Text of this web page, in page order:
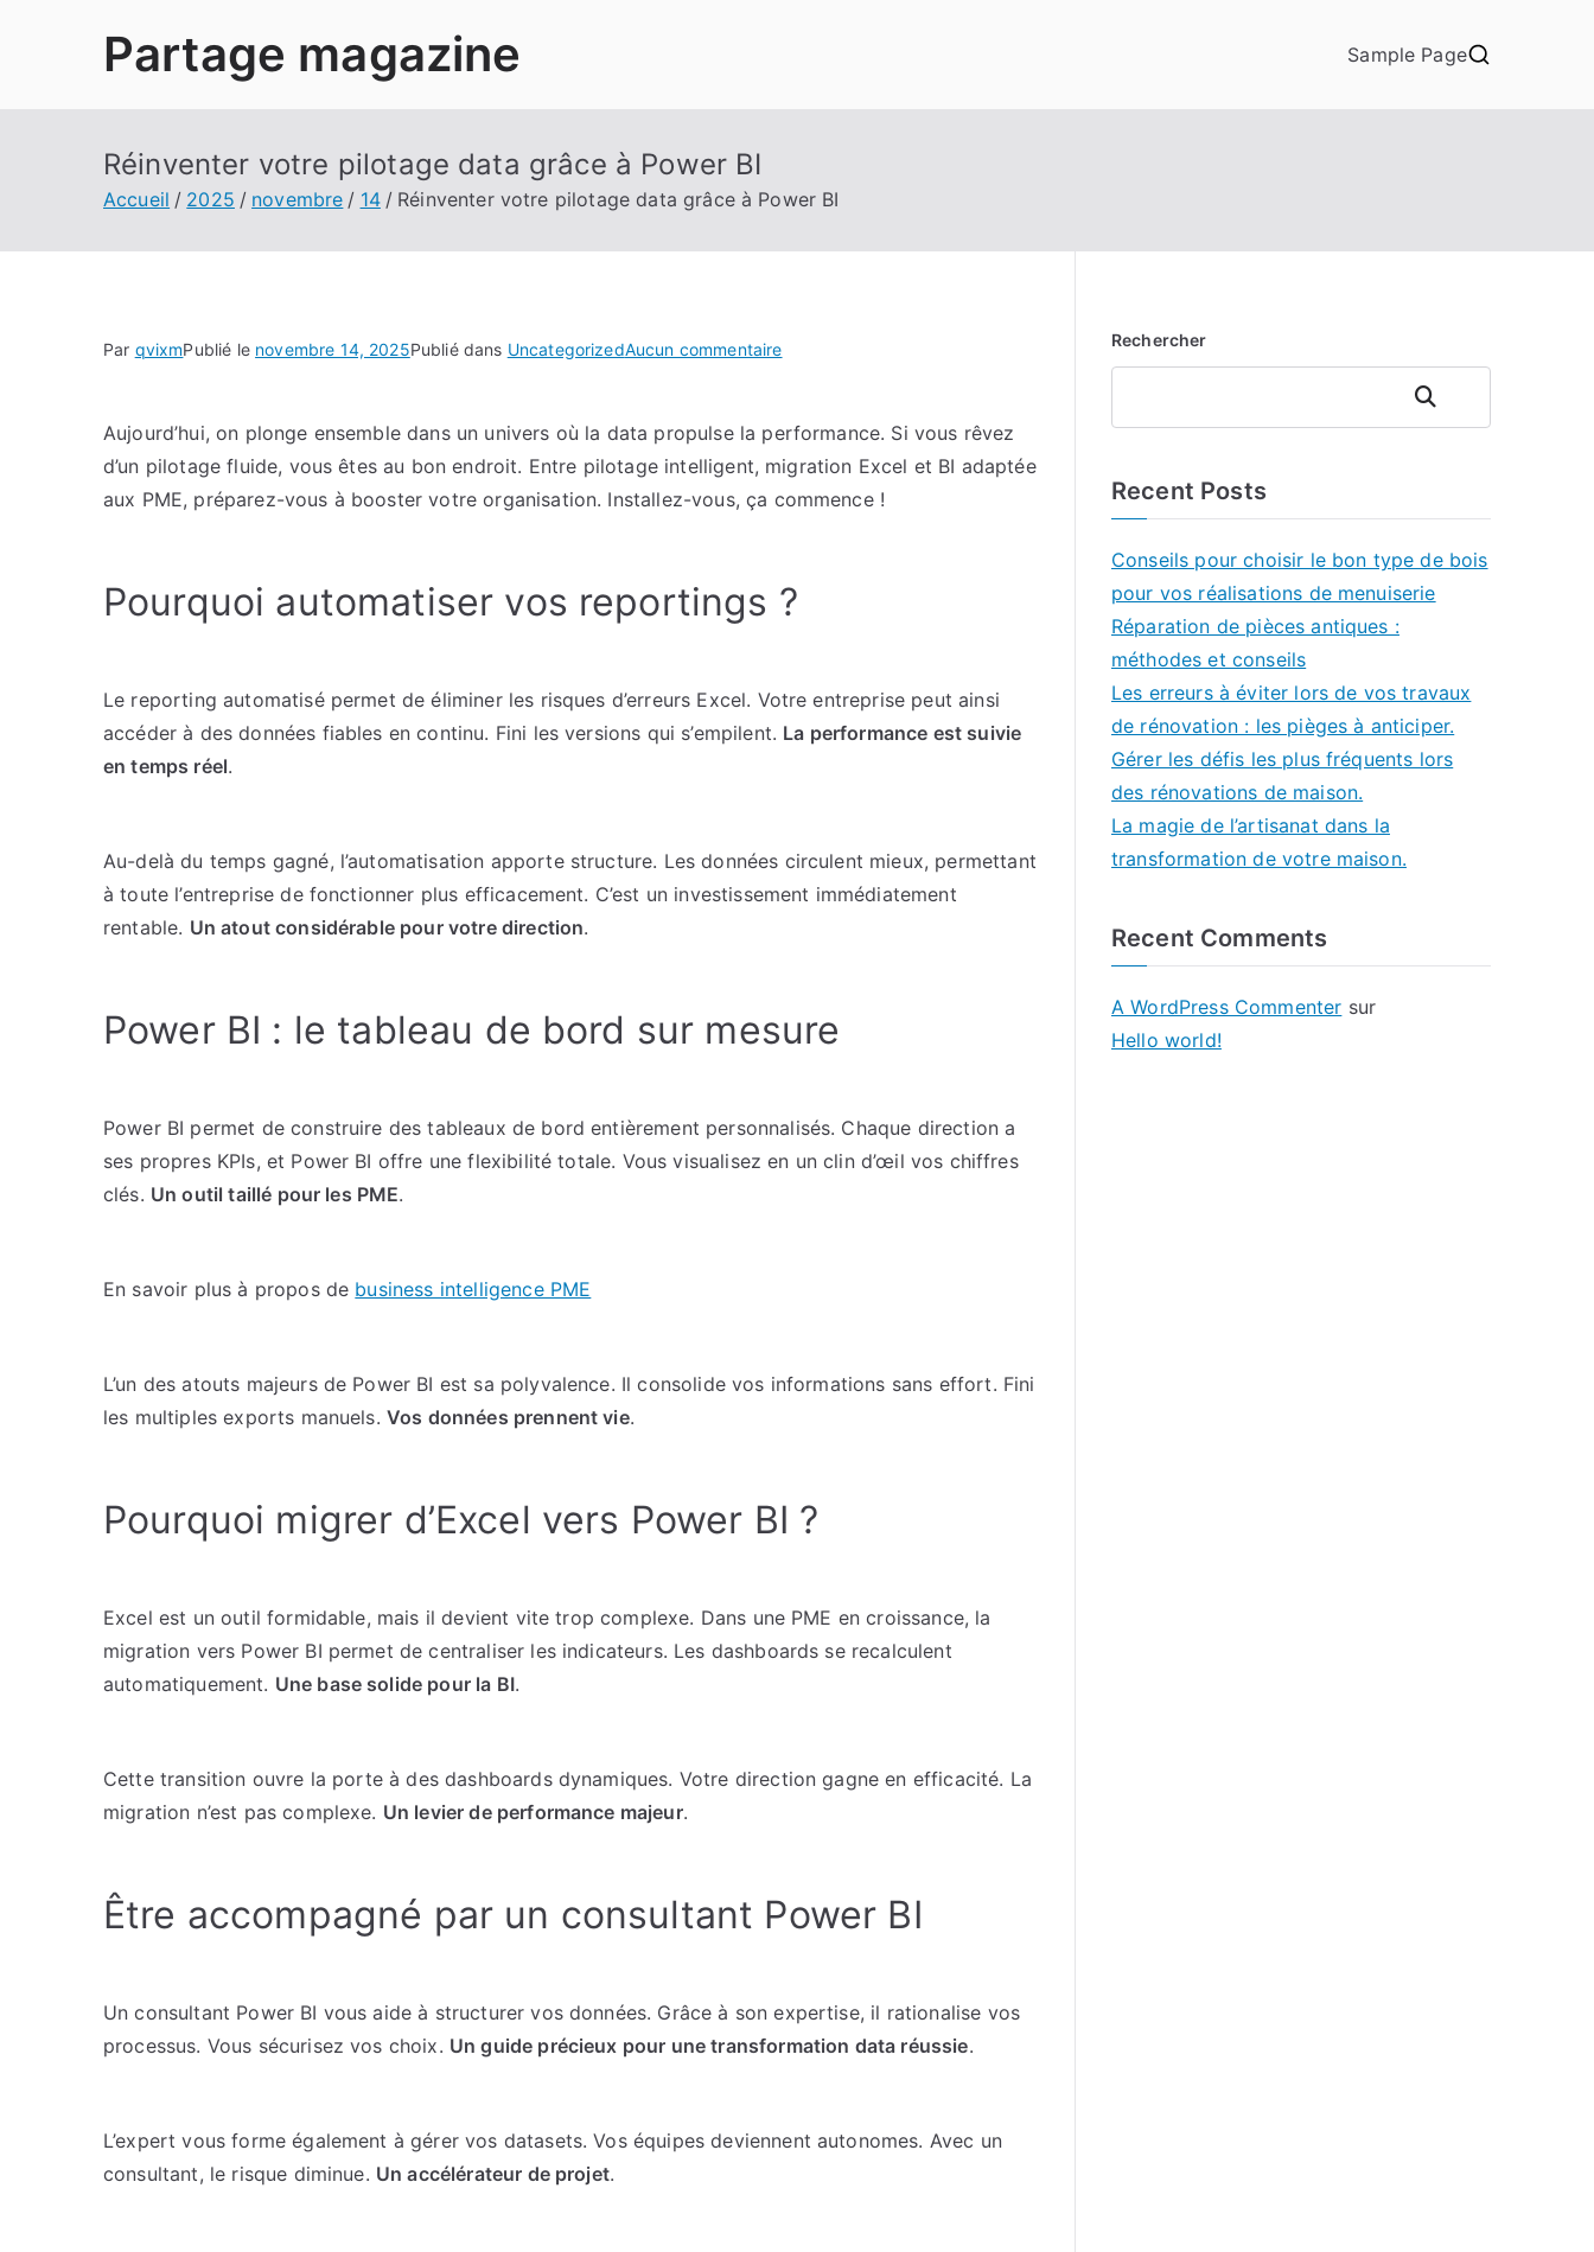
Partage magazine Sample Page
Réinventer votre pilotage data grâce à Power BI
Accueil 2025 novembre 14 Réinventer votre pilotage data grâce à Power BI
Par qvixmPublié le novembre 14, 2025Publié dans UncategorizedAucun commentairesur
pilotage
data
grâce
BI
Aujourd’hui, on plonge ensemble dans un univers où la data propulse la performance. Si vous rêvez
d’un pilotage fluide, vous êtes au bon endroit. Entre pilotage intelligent, migration Excel et BI adaptée
aux PME, préparez-vous à booster votre organisation. Installez-vous, ça commence !
Pourquoi automatiser vos reportings ?
Le reporting automatisé permet de éliminer les risques d’erreurs Excel. Votre entreprise peut ainsi
accéder à des données fiables en continu. Fini les versions qui s’empilent. La performance est suivie
en temps réel.
Au-delà du temps gagné, l’automatisation apporte structure. Les données circulent mieux, permettant
à toute l’entreprise de fonctionner plus efficacement. C’est un investissement immédiatement
rentable. Un atout considérable pour votre direction.
Power BI : le tableau de bord sur mesure
Power BI permet de construire des tableaux de bord entièrement personnalisés. Chaque direction a
ses propres KPIs, et Power BI offre une flexibilité totale. Vous visualisez en un clin d’œil vos chiffres
clés. Un outil taillé pour les PME.
En savoir plus à propos de business intelligence PME
L’un des atouts majeurs de Power BI est sa polyvalence. Il consolide vos informations sans effort. Fini
les multiples exports manuels. Vos données prennent vie.
Pourquoi migrer d’Excel vers Power BI ?
Excel est un outil formidable, mais il devient vite trop complexe. Dans une PME en croissance, la
migration vers Power BI permet de centraliser les indicateurs. Les dashboards se recalculent
automatiquement. Une base solide pour la BI.
Cette transition ouvre la porte à des dashboards dynamiques. Votre direction gagne en efficacité. La
migration n’est pas complexe. Un levier de performance majeur.
Être accompagné par un consultant Power BI
Un consultant Power BI vous aide à structurer vos données. Grâce à son expertise, il rationalise vos
processus. Vous sécurisez vos choix. Un guide précieux pour une transformation data réussie.
L’expert vous forme également à gérer vos datasets. Vos équipes deviennent autonomes. Avec un
consultant, le risque diminue. Un accélérateur de projet.
Rechercher
Rechercher
Recent Posts
Conseils pour choisir le bon type de bois
pour vos réalisations de menuiserie
Réparation de pièces antiques :
méthodes et conseils
Les erreurs à éviter lors de vos travaux
de rénovation : les pièges à anticiper.
Gérer les défis les plus fréquents lors
des rénovations de maison.
La magie de l’artisanat dans la
transformation de votre maison.
Recent Comments
A WordPress Commenter sur
Hello world!